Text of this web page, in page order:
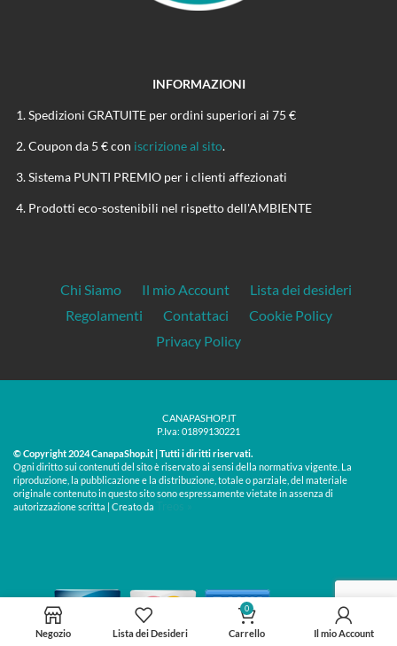
INFORMAZIONI
Spedizioni GRATUITE per ordini superiori ai 75 €
Coupon da 5 € con iscrizione al sito.
Sistema PUNTI PREMIO per i clienti affezionati
Prodotti eco-sostenibili nel rispetto dell'AMBIENTE
Chi Siamo Il mio Account
Lista dei desideri
Regolamenti
Contattaci
Cookie Policy
Privacy Policy
CANAPASHOP.IT
P.Iva: 01899130221
© Copyright 2024 CanapaShop.it | Tutti i diritti riservati.
Ogni diritto sui contenuti del sito è riservato ai sensi della normativa vigente. La
riproduzione, la pubblicazione e la distribuzione, totale o parziale, del materiale
originale contenuto in questo sito sono espressamente vietate in assenza di
autorizzazione scritta | Creato da
Negozio Lista dei Desideri
0
Carrello Il mio Account